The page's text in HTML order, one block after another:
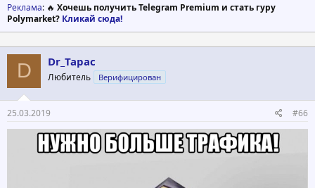
Реклама: 🔥 Хочешь получить Telegram Premium и стать гуру
Polymarket? Кликай сюда!
D Dr_Tapac
Любитель Верифицирован
25.03.2019 #66